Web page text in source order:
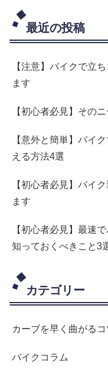
最近の投稿
【注意】バイクで立
ます
【初心者必見】その
【意外と簡単】バイ
える方法4選
【初心者必見】バイ
ます
【初心者必見】最速
知っておくべきこと3
カテゴリー
カーブを早く曲がるコ
バイクコラム